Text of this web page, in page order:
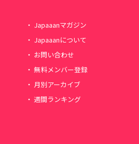
Japaaanマガジン
Japaaanについて
お問い合わせ
無料メンバー登録
月別アーカイブ
週間ランキング